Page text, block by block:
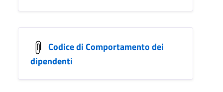
Codice di Comportamento dei
dipendenti